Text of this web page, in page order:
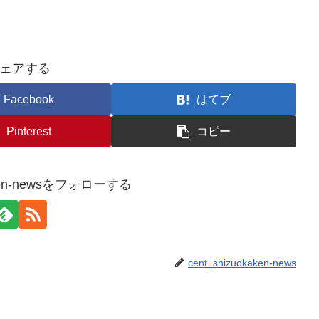
アする
Facebook はてブ
Pinterest コピー
newsをフォローする
cent_shizuokaken-news